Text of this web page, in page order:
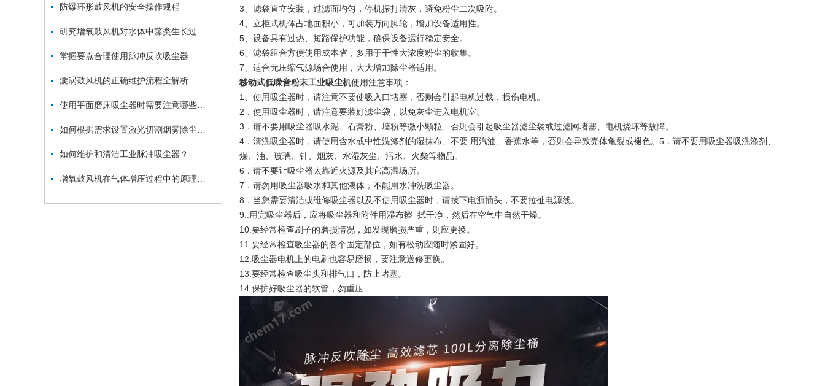
防爆环形鼓风机的安全操作规程
掌握要点合理使用脉冲反吹吸尘器
漩涡鼓风机的正确维护流程全解析
如何维护和清洁工业脉冲吸尘器？
3、滤袋直立安装，过滤面均匀，停机振打清灰，避免粉尘二次吸附。
4、立柜式机体占地面积小，可加装万向脚轮，增加设备适用性。
5、设备具有过热、短路保护功能，确保设备运行稳定安全。
6、滤袋组合方便使用成本省，多用于干性大浓度粉尘的收集。
7、适合无压缩气源场合使用，大大增加除尘器适用。
移动式低噪音粉末工业吸尘机使用注意事项：
1、使用吸尘器时，请注意不要使吸入口堵塞，否则会引起电机过载，损伤电机。
2．使用吸尘器时，请注意要装好滤尘袋，以免灰尘进入电机室。
3．请不要用吸尘器吸水泥、石膏粉、墙粉等微小颗粒、否则会引起吸尘器滤尘袋或过滤网堵塞、电机烧坏等故障。
4．清洗吸尘器时，请使用含水或中性洗涤剂的湿抹布、不要 用汽油、香蕉水等，否则会导致壳体龟裂或褪色。5．请不要用吸尘器吸洗涤剂、
煤、油、玻璃、针、烟灰、水湿灰尘、污水、火柴等物品。
6．请不要让吸尘器太靠近火源及其它高温场所。
7．请勿用吸尘器吸水和其他液体，不能用水冲洗吸尘器。
8．当您需要清洁或维修吸尘器以及不使用吸尘器时，请拔下电源插头，不要拉扯电源线。
9..用完吸尘器后，应将吸尘器和附件用湿布擦 拭干净，然后在空气中自然干燥。
10.要经常检查刷子的磨损情况，如发现磨损严重，则应更换。
11.要经常检查吸尘器的各个固定部位，如有松动应随时紧固好。
12.吸尘器电机上的电刷也容易磨损，要注意送修更换。
13.要经常检查吸尘头和排气口，防止堵塞。
14.保护好吸尘器的软管，勿重压.